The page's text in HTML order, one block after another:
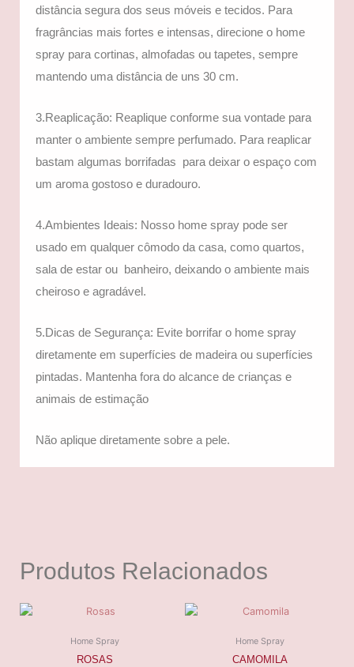
distância segura dos seus móveis e tecidos. Para
fragrâncias mais fortes e intensas, direcione o home
spray para cortinas, almofadas ou tapetes, sempre
mantendo uma distância de uns 30 cm.
3.Reaplicação: Reaplique conforme sua vontade para
manter o ambiente sempre perfumado. Para reaplicar
bastam algumas borrifadas para deixar o espaço com
um aroma gostoso e duradouro.
4.Ambientes Ideais: Nosso home spray pode ser
usado em qualquer cômodo da casa, como quartos,
sala de estar ou banheiro, deixando o ambiente mais
cheiroso e agradável.
5.Dicas de Segurança: Evite borrifar o home spray
diretamente em superfícies de madeira ou superfícies
pintadas. Mantenha fora do alcance de crianças e
animais de estimação
Não aplique diretamente sobre a pele.
Produtos Relacionados
Home Spray
ROSAS
Home Spray
CAMOMILA